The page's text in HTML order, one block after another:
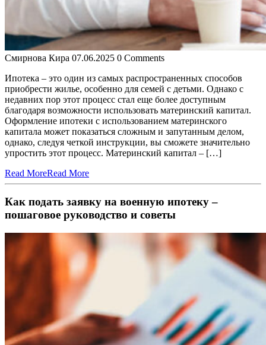
Смирнова Кира 07.06.2025 0 Comments
Ипотека – это один из самых распространенных способов
приобрести жилье, особенно для семей с детьми. Однако с
недавних пор этот процесс стал еще более доступным
благодаря возможности использовать материнский капитал.
Оформление ипотеки с использованием материнского
капитала может показаться сложным и запутанным делом,
однако, следуя четкой инструкции, вы сможете значительно
упростить этот процесс. Материнский капитал – […]
Read MoreRead More
Как подать заявку на военную ипотеку –
пошаговое руководство и советы